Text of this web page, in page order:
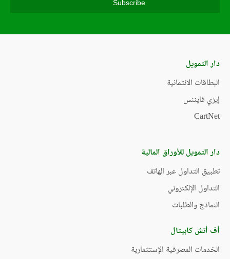
دار التمويل
البطاقات الائتمانية
إيزي فايننس
CartNet
دار التمويل للأوراق المالية
تطبيق التداول عبر الهاتف
التداول الإلكتروني
النماذج والطلبات
أف أتش كابيتال
الخدمات المصرفية الإستثمارية